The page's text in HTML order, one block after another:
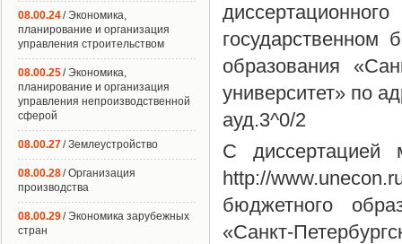
государственном
образования
университет» по
ауд.3^0/2
С диссертацией
http://
бюджетного
«Санкт-
08.00.24/ Экономика,
планирование и организация
управления строительством
08.00.25/ Экономика,
планирование и организация
управления непроизводственной
сферой
08.00.27/ Землеустройство
08.00.28/ Организация
производства
08.00.29/ Экономика зарубежных
стран